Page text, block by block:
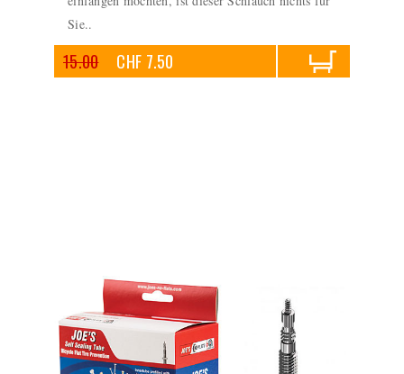
Sie..
15.00 CHF 7.50